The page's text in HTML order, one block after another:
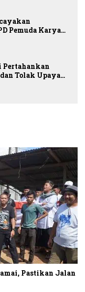
Pemuda Karya
Pertahankan
Tolak Upaya
Pastikan Jalan